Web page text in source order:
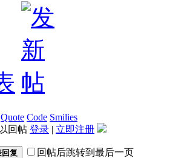
Quote Code Smilies
回帖 登录 | 立即注册
回复 回帖后跳转到最后一页